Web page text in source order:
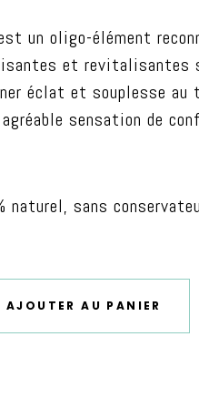
un oligo-élément
et revitalisantes
éclat et souplesse
sensation de
naturel, sans
AJOUTER AU PANIER